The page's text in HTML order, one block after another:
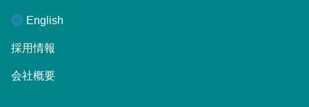
English
採用情報
会社概要